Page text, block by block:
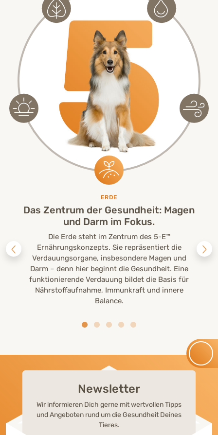
ERDE
Das Zentrum der Gesundheit: Magen
und Darm im Fokus.
Die Erde steht im Zentrum des 5-E™
Ernährungskonzepts. Sie repräsentiert die
Verdauungsorgane, insbesondere Magen und
Darm – denn hier beginnt die Gesundheit. Eine
funktionierende Verdauung bildet die Basis für
Nährstoffaufnahme, Immunkraft und innere
Balance.
Newsletter
Wir informieren Dich gerne mit wertvollen Tipps
und Angeboten rund um die Gesundheit Deines
Tieres.